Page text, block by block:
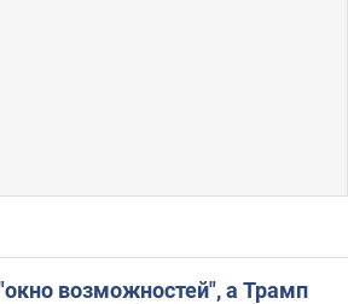
возможностей", а Трамп